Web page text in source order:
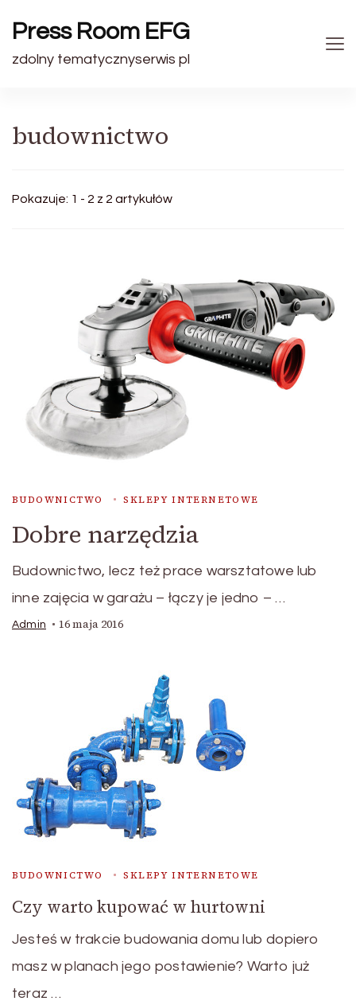
Press Room EFG
zdolny tematycznyserwis pl
budownictwo
Pokazuje: 1 - 2 z 2 artykułów
BUDOWNICTWO SKLEPY INTERNETOWE
Dobre narzędzia
Budownictwo, lecz też prace warsztatowe lub
inne zajęcia w garażu – łączy je jedno – …
Admin 16 maja 2016
BUDOWNICTWO SKLEPY INTERNETOWE
Czy warto kupować w hurtowni
Jesteś w trakcie budowania domu lub dopiero
masz w planach jego postawienie? Warto już
teraz …